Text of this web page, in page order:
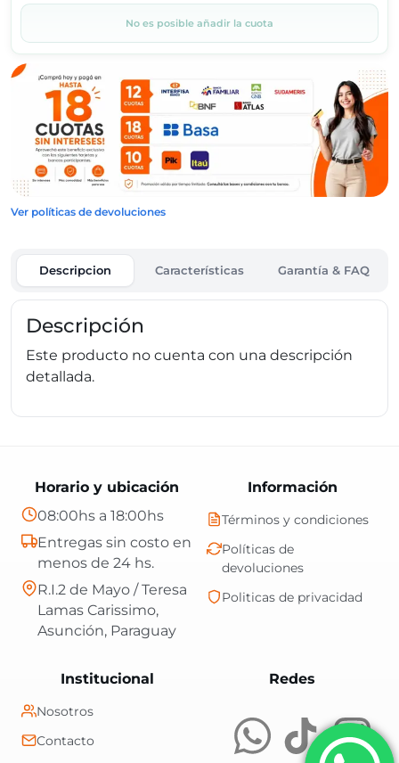
No es posible añadir la cuota
Ver políticas de devoluciones
Descripcion Características Garantía & FAQ
Descripción
Este producto no cuenta con una descripción
detallada.
RedesCentral Shop es
Información
Términos y condiciones
Políticas de
devoluciones
Politicas de privacidad
Institucional
Nosotros
Contacto
Horario y ubicación
08:00hs a 18:00hs
Entregas sin costo en
menos de 24 hs.
R.I.2 de Mayo / Teresa
Lamas Carissimo,
Asunción, Paraguay